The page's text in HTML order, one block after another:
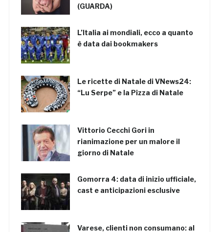
(GUARDA)
L’Italia ai mondiali, ecco a quanto
è data dai bookmakers
Le ricette di Natale di VNews24:
“Lu Serpe” e la Pizza di Natale
Vittorio Cecchi Gori in
rianimazione per un malore il
giorno di Natale
Gomorra 4: data di inizio ufficiale,
cast e anticipazioni esclusive
Varese, clienti non consumano: al